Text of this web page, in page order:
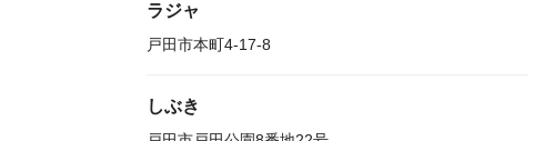
ラジャ
戸田市本町4-17-8
しぶき